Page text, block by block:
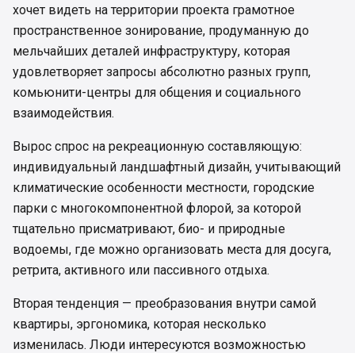
хочет видеть на территории проекта грамотное
пространственное зонирование, продуманную до
мельчайших деталей инфраструктуру, которая
удовлетворяет запросы абсолютно разных групп,
комьюнити-центры для общения и социального
взаимодействия.
Вырос спрос на рекреационную составляющую:
индивидуальный ландшафтный дизайн, учитывающий
климатические особенности местности, городские
парки с многокомпонентной флорой, за которой
тщательно присматривают, био- и природные
водоемы, где можно организовать места для досуга,
ретрита, активного или пассивного отдыха.
Вторая тенденция — преобразования внутри самой
квартиры, эргономика, которая несколько
изменилась. Люди интересуются возможностью